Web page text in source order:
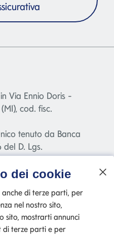
Via Ennio Doris -
cod. fisc.
tenuto da Banca
del D. Lgs.
Euro 2.040.000,00
unico e soggetta a
di Banca Mediolanum
dei cookie
anche di terze parti, per
nel nostro sito,
sito, mostrarti annunci
di terze parti e per